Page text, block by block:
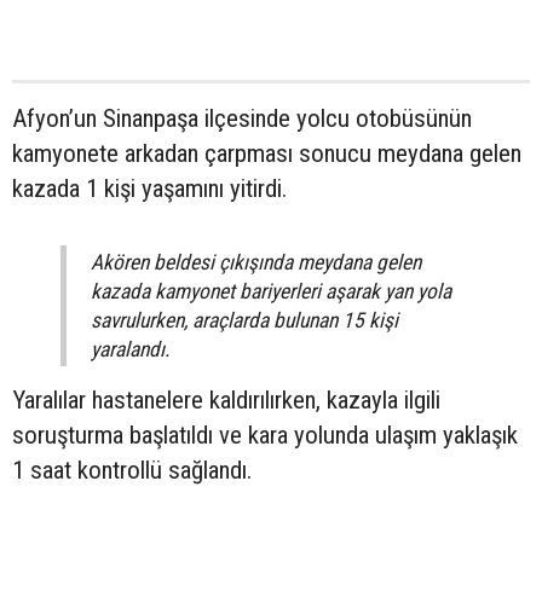
Afyon’un Sinanpaşa ilçesinde yolcu otobüsünün
kamyonete arkadan çarpması sonucu meydana gelen
kazada 1 kişi yaşamını yitirdi.
Akören beldesi çıkışında meydana gelen
kazada kamyonet bariyerleri aşarak yan yola
savrulurken, araçlarda bulunan 15 kişi
yaralandı.
Yaralılar hastanelere kaldırılırken, kazayla ilgili
soruşturma başlatıldı ve kara yolunda ulaşım yaklaşık
1 saat kontrollü sağlandı.